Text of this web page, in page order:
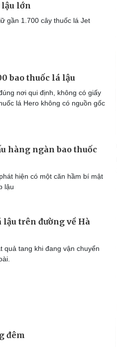
lậu lớn
gần 1.700 cây thuốc lá Jet
bao thuốc lá lậu
nơi qui định, không có giấy
lá Hero không có nguồn gốc
hàng ngàn bao thuốc
hiện có một căn hầm bí mật
lậu
trên đường về Hà
tang khi đang vận chuyển
đêm